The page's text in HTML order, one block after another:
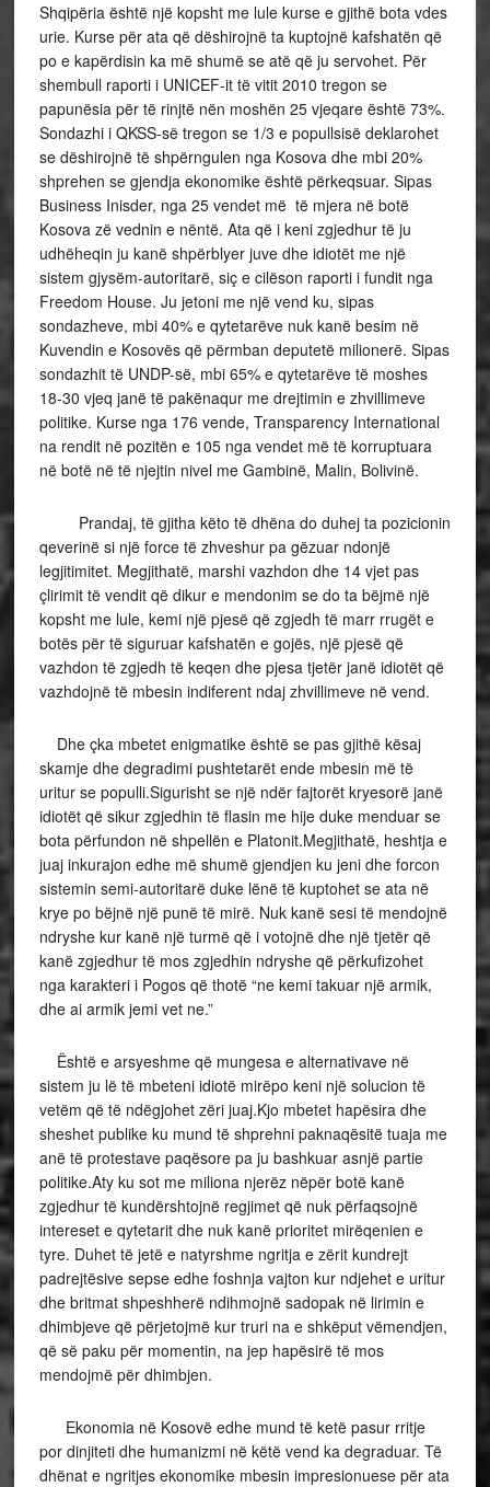
Shqipëria është një kopsht me lule kurse e gjithë bota vdes
urie. Kurse për ata që dëshirojnë ta kuptojnë kafshatën që
po e kapërdisin ka më shumë se atë që ju servohet. Për
shembull raporti i UNICEF-it të vitit 2010 tregon se
papunësia për të rinjtë nën moshën 25 vjeqare është 73%.
Sondazhi i QKSS-së tregon se 1/3 e popullsisë deklarohet
se dëshirojnë të shpërngulen nga Kosova dhe mbi 20%
shprehen se gjendja ekonomike është përkeqsuar. Sipas
Business Inisder, nga 25 vendet më të mjera në botë
Kosova zë vednin e nëntë. Ata që i keni zgjedhur të ju
udhëheqin ju kanë shpërblyer juve dhe idiotët me një
sistem gjysëm-autoritarë, siç e cilëson raporti i fundit nga
Freedom House. Ju jetoni me një vend ku, sipas
sondazheve, mbi 40% e qytetarëve nuk kanë besim në
Kuvendin e Kosovës që përmban deputetë milionerë. Sipas
sondazhit të UNDP-së, mbi 65% e qytetarëve të moshes
18-30 vjeq janë të pakënaqur me drejtimin e zhvillimeve
politike. Kurse nga 176 vende, Transparency International
na rendit në pozitën e 105 nga vendet më të korruptuara
në botë në të njejtin nivel me Gambinë, Malin, Bolivinë.
Prandaj, të gjitha këto të dhëna do duhej ta pozicionin
qeverinë si një force të zhveshur pa gëzuar ndonjë
legjitimitet. Megjithatë, marshi vazhdon dhe 14 vjet pas
çlirimit të vendit që dikur e mendonim se do ta bëjmë një
kopsht me lule, kemi një pjesë që zgjedh të marr rrugët e
botës për të siguruar kafshatën e gojës, një pjesë që
vazhdon të zgjedh të keqen dhe pjesa tjetër janë idiotët që
vazhdojnë të mbesin indiferent ndaj zhvillimeve në vend.
Dhe çka mbetet enigmatike është se pas gjithë kësaj
skamje dhe degradimi pushtetarët ende mbesin më të
uritur se populli.Sigurisht se një ndër fajtorët kryesorë janë
idiotët që sikur zgjedhin të flasin me hije duke menduar se
bota përfundon në shpellën e Platonit.Megjithatë, heshtja e
juaj inkurajon edhe më shumë gjendjen ku jeni dhe forcon
sistemin semi-autoritarë duke lënë të kuptohet se ata në
krye po bëjnë një punë të mirë. Nuk kanë sesi të mendojnë
ndryshe kur kanë një turmë që i votojnë dhe një tjetër që
kanë zgjedhur të mos zgjedhin ndryshe që përkufizohet
nga karakteri i Pogos që thotë “ne kemi takuar një armik,
dhe ai armik jemi vet ne.”
Është e arsyeshme që mungesa e alternativave në
sistem ju lë të mbeteni idiotë mirëpo keni një solucion të
vetëm që të ndëgjohet zëri juaj.Kjo mbetet hapësira dhe
sheshet publike ku mund të shprehni paknaqësitë tuaja me
anë të protestave paqësore pa ju bashkuar asnjë partie
politike.Aty ku sot me miliona njerëz nëpër botë kanë
zgjedhur të kundërshtojnë regjimet që nuk përfaqsojnë
intereset e qytetarit dhe nuk kanë prioritet mirëqenien e
tyre. Duhet të jetë e natyrshme ngritja e zërit kundrejt
padrejtësive sepse edhe foshnja vajton kur ndjehet e uritur
dhe britmat shpeshherë ndihmojnë sadopak në lirimin e
dhimbjeve që përjetojmë kur truri na e shkëput vëmendjen,
që së paku për momentin, na jep hapësirë të mos
mendojmë për dhimbjen.
Ekonomia në Kosovë edhe mund të ketë pasur rritje
por dinjiteti dhe humanizmi në këtë vend ka degraduar. Të
dhënat e ngritjes ekonomike mbesin impresionuese për ata